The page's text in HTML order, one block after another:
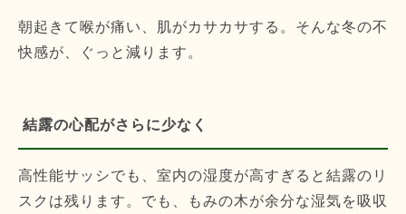
朝起きて喉が痛い、肌がカサカサする。そんな冬の不
快感が、ぐっと減ります。
結露の心配がさらに少なく
高性能サッシでも、室内の湿度が高すぎると結露のリ
スクは残ります。でも、もみの木が余分な湿気を吸収